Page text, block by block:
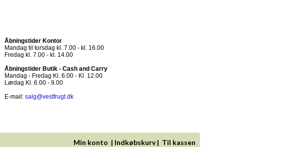
Åbningstider Kontor
Mandag til torsdag kl. 7.00 - kl. 16.00
Fredag kl. 7.00 - kl. 14.00
Åbningstider Butik - Cash and Carry
Mandag - Fredag Kl. 6.00 - Kl. 12.00
Lørdag Kl. 6.00 - 9.00
E-mail: salg@vestfrugt.dk
Min konto | Indkøbskurv| Til kassen